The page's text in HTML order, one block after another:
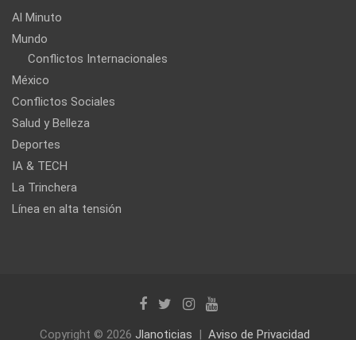
Al Minuto
Mundo
Conflictos Internacionales
México
Conflictos Sociales
Salud y Belleza
Deportes
IA & TECH
La Trinchera
Línea en alta tensión
Copyright © 2026 Jlanoticias Aviso de Privacidad